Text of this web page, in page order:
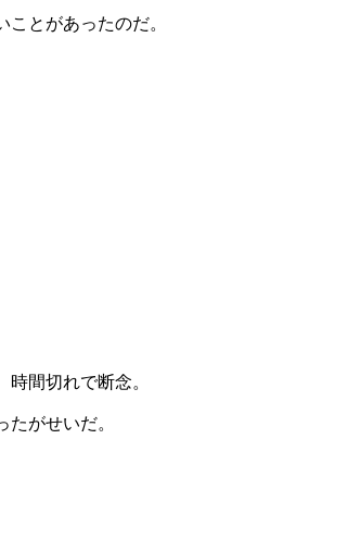
とがあったのだ。
間切れで断念。
がせいだ。